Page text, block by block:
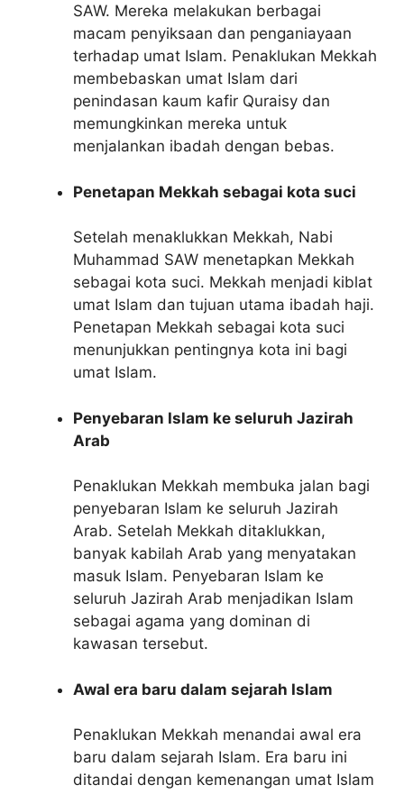
SAW. Mereka melakukan berbagai
macam penyiksaan dan penganiayaan
terhadap umat Islam. Penaklukan Mekkah
membebaskan umat Islam dari
penindasan kaum kafir Quraisy dan
memungkinkan mereka untuk
menjalankan ibadah dengan bebas.
Penetapan Mekkah sebagai kota suci
Setelah menaklukkan Mekkah, Nabi
Muhammad SAW menetapkan Mekkah
sebagai kota suci. Mekkah menjadi kiblat
umat Islam dan tujuan utama ibadah haji.
Penetapan Mekkah sebagai kota suci
menunjukkan pentingnya kota ini bagi
umat Islam.
Penyebaran Islam ke seluruh Jazirah
Arab
Penaklukan Mekkah membuka jalan bagi
penyebaran Islam ke seluruh Jazirah
Arab. Setelah Mekkah ditaklukkan,
banyak kabilah Arab yang menyatakan
masuk Islam. Penyebaran Islam ke
seluruh Jazirah Arab menjadikan Islam
sebagai agama yang dominan di
kawasan tersebut.
Awal era baru dalam sejarah Islam
Penaklukan Mekkah menandai awal era
baru dalam sejarah Islam. Era baru ini
ditandai dengan kemenangan umat Islam